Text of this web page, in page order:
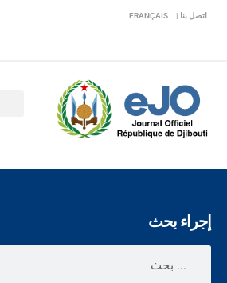
اتصل بنا | FRANÇAIS
إجراء بحث